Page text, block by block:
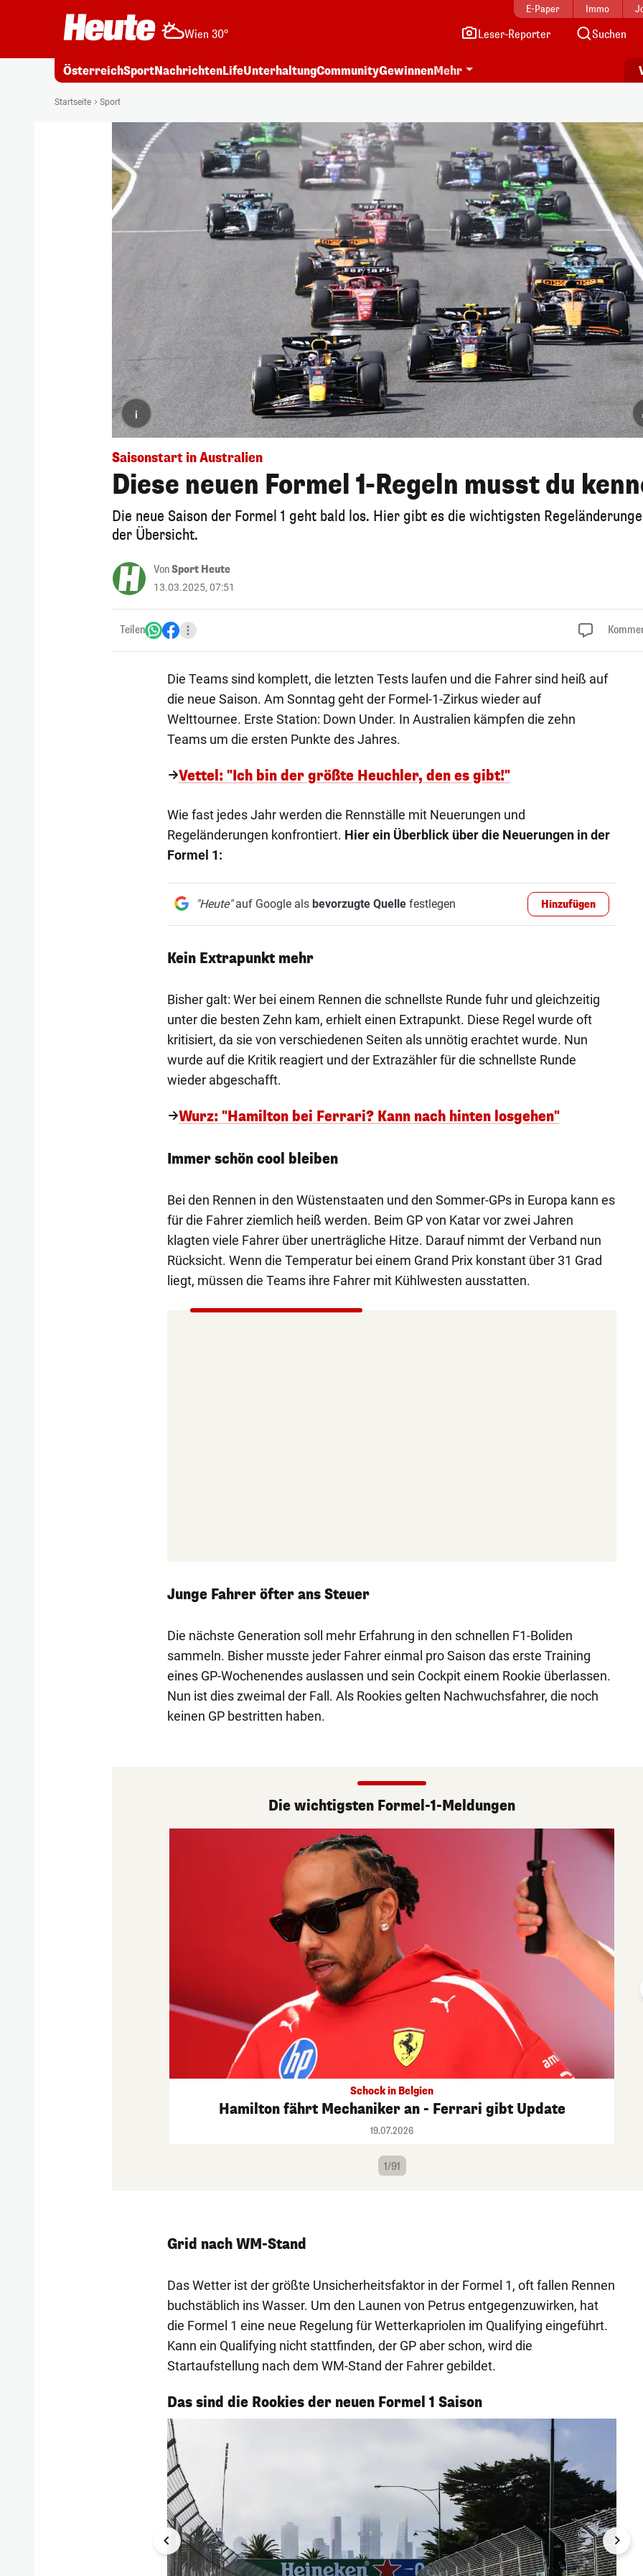
E-Paper Immo
Wien 30° Leser-Reporter Suchen
ÖsterreichSportNachrichtenLifeUnterhaltungCommunityGewinnenMehr
Startseite Sport
i
Saisonstart in Australien
Diese neuen Formel 1-Regeln musst du
Die neue Saison der Formel 1 geht bald los. Hier gibt es die wichtigsten
der Übersicht.
VonSport Heute
13.03.2025, 07:51
Teilen
Die Teams sind komplett, die letzten Tests laufen und die Fahrer sind heiß auf
die neue Saison. Am Sonntag geht der Formel-1-Zirkus wieder auf
Welttournee. Erste Station: Down Under. In Australien kämpfen die zehn
Teams um die ersten Punkte des Jahres.
Vettel: "Ich bin der größte Heuchler, den es gibt!"
Wie fast jedes Jahr werden die Rennställe mit Neuerungen und
Regeländerungen konfrontiert. Hier ein Überblick über die Neuerungen in der
Formel 1:
"Heute"auf Google als bevorzugte Quellefestlegen Hinzufügen
Kein Extrapunkt mehr
Bisher galt: Wer bei einem Rennen die schnellste Runde fuhr und gleichzeitig
unter die besten Zehn kam, erhielt einen Extrapunkt. Diese Regel wurde oft
kritisiert, da sie von verschiedenen Seiten als unnötig erachtet wurde. Nun
wurde auf die Kritik reagiert und der Extrazähler für die schnellste Runde
wieder abgeschafft.
Wurz: "Hamilton bei Ferrari? Kann nach hinten losgehen"
Immer schön cool bleiben
Bei den Rennen in den Wüstenstaaten und den Sommer-GPs in Europa kann es
für die Fahrer ziemlich heiß werden. Beim GP von Katar vor zwei Jahren
klagten viele Fahrer über unerträgliche Hitze. Darauf nimmt der Verband nun
Rücksicht. Wenn die Temperatur bei einem Grand Prix konstant über 31 Grad
liegt, müssen die Teams ihre Fahrer mit Kühlwesten ausstatten.
Junge Fahrer öfter ans Steuer
Die nächste Generation soll mehr Erfahrung in den schnellen F1-Boliden
sammeln. Bisher musste jeder Fahrer einmal pro Saison das erste Training
eines GP-Wochenendes auslassen und sein Cockpit einem Rookie überlassen.
Nun ist dies zweimal der Fall. Als Rookies gelten Nachwuchsfahrer, die noch
keinen GP bestritten haben.
Die wichtigsten Formel-1-Meldungen
Schock in Belgien
Hamilton fährt Mechaniker an - Ferrari gibt Update
19.07.2026
1/91
Grid nach WM-Stand
Das Wetter ist der größte Unsicherheitsfaktor in der Formel 1, oft fallen Rennen
buchstäblich ins Wasser. Um den Launen von Petrus entgegenzuwirken, hat
die Formel 1 eine neue Regelung für Wetterkapriolen im Qualifying eingeführt.
Kann ein Qualifying nicht stattfinden, der GP aber schon, wird die
Startaufstellung nach dem WM-Stand der Fahrer gebildet.
Das sind die Rookies der neuen Formel 1 Saison
1/7